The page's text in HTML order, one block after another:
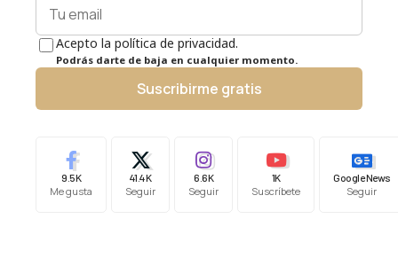
Acepto la política de privacidad.
Podrás darte de baja en cualquier momento.
Suscribirme gratis
9.5K
Me gusta
41.4K
Seguir
6.6K
Seguir
1K
Suscríbete
Google News
Seguir